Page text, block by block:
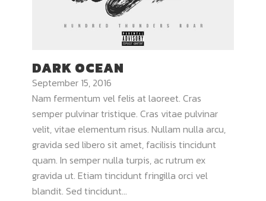
DARK OCEAN
September 15, 2016
Nam fermentum vel felis at laoreet. Cras
semper pulvinar tristique. Cras vitae pulvinar
velit, vitae elementum risus. Nullam nulla arcu,
gravida sed libero sit amet, facilisis tincidunt
quam. In semper nulla turpis, ac rutrum ex
gravida ut. Etiam tincidunt fringilla orci vel
blandit. Sed tincidunt...